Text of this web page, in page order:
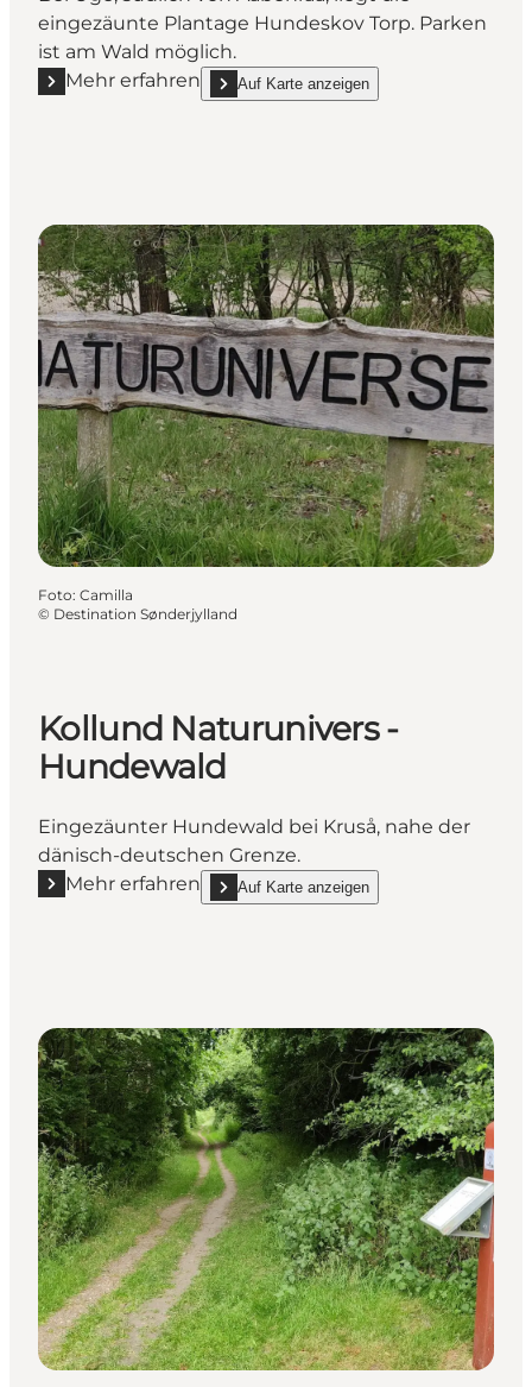
eingezäunte Plantage Hundeskov Torp. Parken
ist am Wald möglich.
Mehr erfahren
Mehr erfahren "Torp Hundewald"
Auf Karte anzeigen
show Torp Hundewald on_map
Foto: Camilla
© Destination Sønderjylland
Kollund Naturunivers -
Hundewald
Eingezäunter Hundewald bei Kruså, nahe der
dänisch-deutschen Grenze.
Mehr erfahren
Mehr erfahren "Kollund Naturunivers - Hundewald"
Auf Karte anzeigen
show Kollund Naturunivers - Hundewald